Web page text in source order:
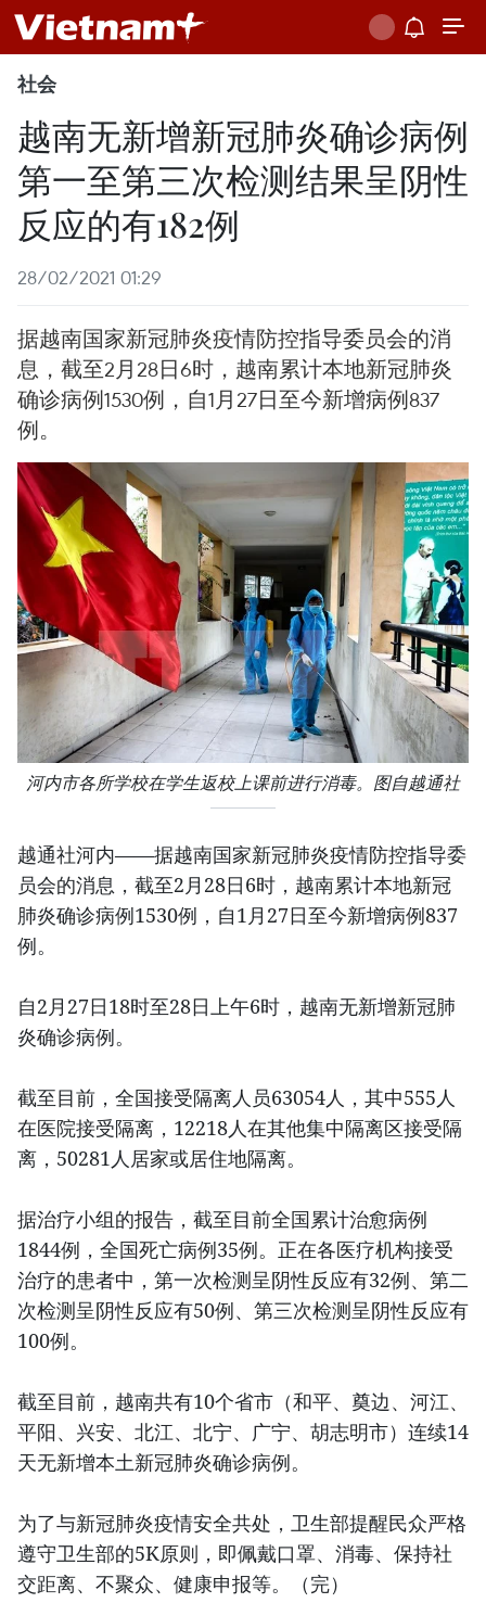
社会
越南无新增新冠肺炎确诊病例
第一至第三次检测结果呈阴性
反应的有182例
28/02/2021 01:29
据越南国家新冠肺炎疫情防控指导委员会的消
息，截至2月28日6时，越南累计本地新冠肺炎
确诊病例1530例，自1月27日至今新增病例837
例。
河内市各所学校在学生返校上课前进行消毒。图自越通社
越通社河内——据越南国家新冠肺炎疫情防控指导委
员会的消息，截至2月28日6时，越南累计本地新冠
肺炎确诊病例1530例，自1月27日至今新增病例837
例。
自2月27日18时至28日上午6时，越南无新增新冠肺
炎确诊病例。
截至目前，全国接受隔离人员63054人，其中555人
在医院接受隔离，12218人在其他集中隔离区接受隔
离，50281人居家或居住地隔离。
据治疗小组的报告，截至目前全国累计治愈病例
1844例，全国死亡病例35例。正在各医疗机构接受
治疗的患者中，第一次检测呈阴性反应有32例、第二
次检测呈阴性反应有50例、第三次检测呈阴性反应有
100例。
截至目前，越南共有10个省市（和平、奠边、河江、
平阳、兴安、北江、北宁、广宁、胡志明市）连续14
天无新增本土新冠肺炎确诊病例。
为了与新冠肺炎疫情安全共处，卫生部提醒民众严格
遵守卫生部的5K原则，即佩戴口罩、消毒、保持社
交距离、不聚众、健康申报等。（完）